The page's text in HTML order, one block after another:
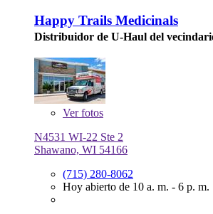
Happy Trails Medicinals
Distribuidor de U-Haul del
Verfotos
N4531 WI-22 Ste 2
Shawano, WI 54166
(715) 280-8062
Hoy abierto de 10 a. m. - 6 p. m.